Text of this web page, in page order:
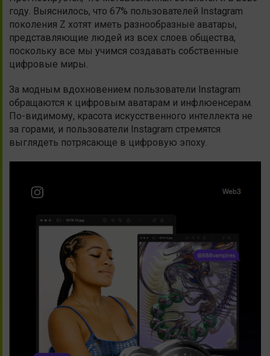
году. Выяснилось, что 67% пользователей Instagram
поколения Z хотят иметь разнообразные аватары,
представляющие людей из всех слоев общества,
поскольку все мы учимся создавать собственные
цифровые миры.
За модным вдохновением пользователи Instagram
обращаются к цифровым аватарам и инфлюенсерам.
По-видимому, красота искусственного интеллекта не
за горами, и пользователи Instagram стремятся
выглядеть потрясающе в цифровую эпоху.